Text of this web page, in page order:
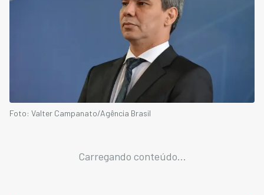
Foto: Valter Campanato/Agência Brasil
Carregando conteúdo...